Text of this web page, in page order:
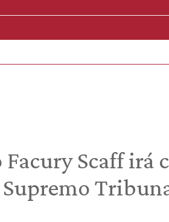
Scaff irá